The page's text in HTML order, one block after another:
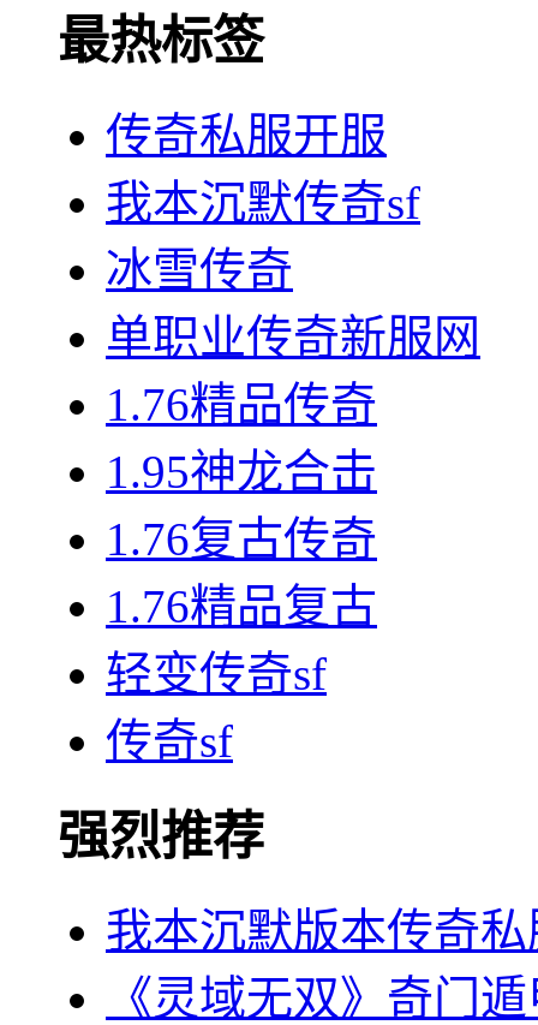
最热标签
传奇私服开服
我本沉默传奇sf
冰雪传奇
单职业传奇新服网
1.76精品传奇
1.95神龙合击
1.76复古传奇
1.76精品复古
轻变传奇sf
传奇sf
强烈推荐
我本沉默版本传奇
《灵域无双》奇门